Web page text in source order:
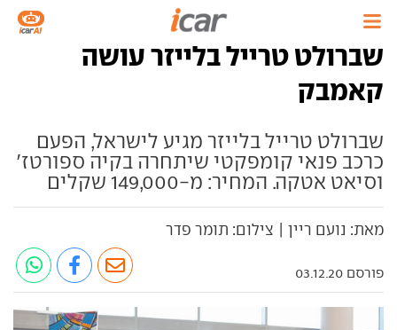
שברולט טרייל בלייזר עושה
קאמבק
שברולט טרייל בלייזר מגיע לישראל, הפעם
כרכב פנאי קומפקטי שיתחרה בקיה ספורטז'
וסיאט אטקה. המחיר: מ-149,000 שקלים
מאת: נועם ריין | צילום: תומר פדר
פורסם 03.12.20